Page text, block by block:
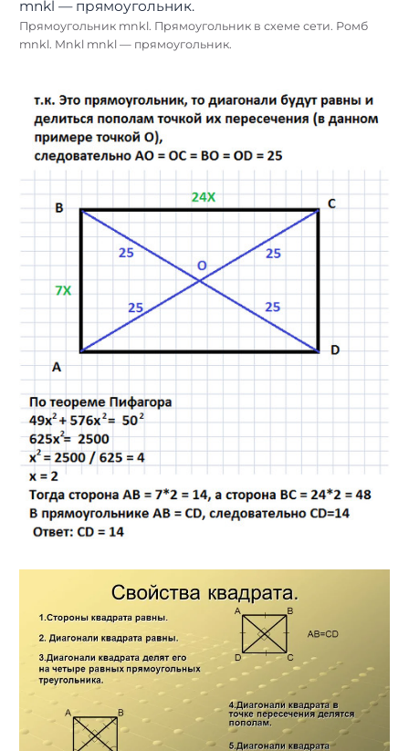
Прямоугольник mnkl. Прямоугольник в схеме сети. Ромб
mnkl. Mnkl mnkl — прямоугольник.